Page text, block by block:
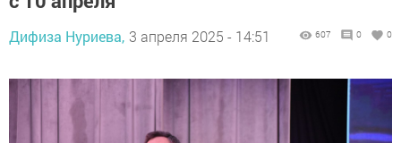
Дифиза Нуриева, 3 апреля 2025 - 14:51 607 0 0